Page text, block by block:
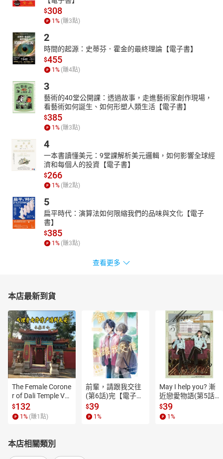
$308
1% (賺3點)
2
時間的起源：史蒂芬．霍金的最終理論【電子書】
$455
1% (賺4點)
3
藝術的40堂公開課：透過故事，走進藝術家創作現場，
看藝術如何誕生、如何形塑人類生活【電子書】
$385
1% (賺3點)
4
一本書讀懂美元：9堂課解析美元邏輯，如何影響全球經
濟和每個人的投資【電子書】
$266
1% (賺2點)
5
扁平時代：演算法如何限縮我們的品味與文化【電子
書】
$385
1% (賺3點)
查看更多
本店最新到貨
The Female Corone
r of Dali Temple Vo
l.6【有聲書】
$132
1 % (賺1 點)
前輩，請跟我交往
(第6話)完【電子
書】
$39
1 %
May I help you? 漸
近戀愛物語(第5話)
【電子書】
$39
1 %
本店相關類別